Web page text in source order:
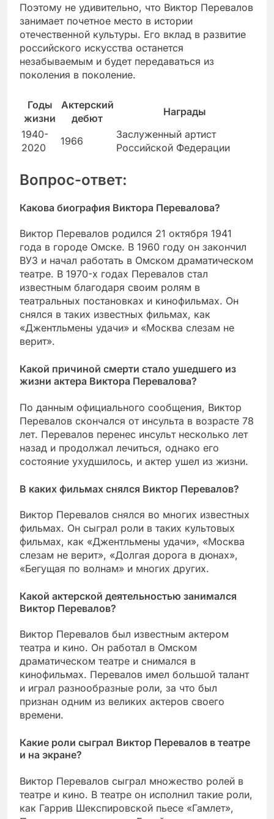
Поэтому не удивительно, что Виктор Перевалов
занимает почетное место в истории
отечественной культуры. Его вклад в развитие
российского искусства останется
незабываемым и будет передаваться из
поколения в поколение.
Годы
жизни
Актерский
дебют
Награды
1940-
2020
1966
Заслуженный артист
Российской Федерации
Вопрос-ответ:
Какова биография Виктора Перевалова?
Виктор Перевалов родился 21 октября 1941
года в городе Омске. В 1960 году он закончил
ВУЗ и начал работать в Омском драматическом
театре. В 1970-х годах Перевалов стал
известным благодаря своим ролям в
театральных постановках и кинофильмах. Он
снялся в таких известных фильмах, как
«Джентльмены удачи» и «Москва слезам не
верит».
Какой причиной смерти стало ушедшего из
жизни актера Виктора Перевалова?
По данным официального сообщения, Виктор
Перевалов скончался от инсульта в возрасте 78
лет. Перевалов перенес инсульт несколько лет
назад и продолжал лечиться, однако его
состояние ухудшилось, и актер ушел из жизни.
В каких фильмах снялся Виктор Перевалов?
Виктор Перевалов снялся во многих известных
фильмах. Он сыграл роли в таких культовых
фильмах, как «Джентльмены удачи», «Москва
слезам не верит», «Долгая дорога в дюнах»,
«Бегущая по волнам» и многих других.
Какой актерской деятельностью занимался
Виктор Перевалов?
Виктор Перевалов был известным актером
театра и кино. Он работал в Омском
драматическом театре и снимался в
кинофильмах. Перевалов имел большой талант
и играл разнообразные роли, за что был
признан одним из великих актеров своего
времени.
Какие роли сыграл Виктор Перевалов в театре
и на экране?
Виктор Перевалов сыграл множество ролей в
театре и кино. В театре он исполнил такие роли,
как Гаррив Шекспировской пьесе «Гамлет»,